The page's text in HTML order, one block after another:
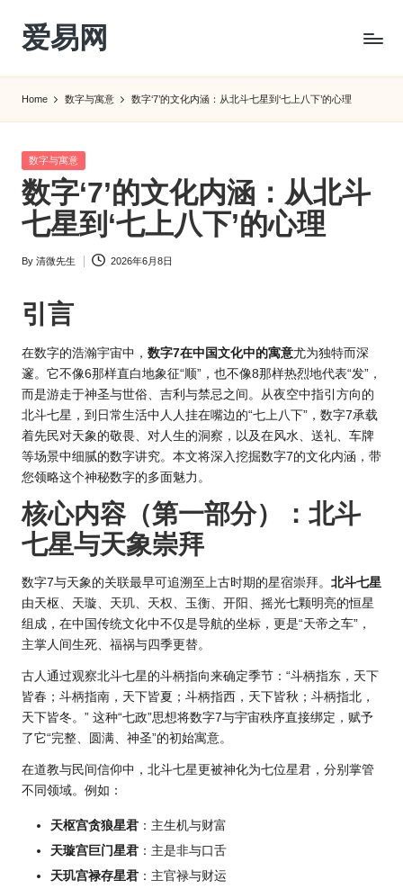
Skip
content
爱易网
转
农
历
阴
历
Home 数字与寓意 数字‘7’的文化内涵：从北斗七星到‘七上八下’的心理
Posted
数字与寓意
数字‘7’的文化内涵：从北斗
七星到‘七上八下’的心理
Posted
By 清微先生 2026年6月8日
引言
在数字的浩瀚宇宙中， 数字7在中国文化中的寓意尤为独特而深
邃。它不像6那样直白地象征“顺”，也不像8那样热烈地代表“发”，
而是游走于神圣与世俗、吉利与禁忌之间。从夜空中指引方向的
北斗七星，到日常生活中人人挂在嘴边的“七上八下”，数字7承载
着先民对天象的敬畏、对人生的洞察，以及在风水 、送礼、车牌
等场景中细腻的数字讲究。本文将深入挖掘数字7的文化内涵，带
您领略这个神秘数字的多面魅力。
核心内容（第一部分）：北斗
七星与天象崇拜
数字7与天象的关联最早可追溯至上古时期的星宿崇拜。 北斗七星
由天枢、天璇、天玑、天权、玉衡、开阳、摇光七颗明亮的恒星
组成，在中国传统文化中不仅是导航的坐标，更是“天帝之车”，
主掌人间生死、福祸与四季更替。
古人通过观察北斗七星的斗柄指向来确定季节：“斗柄指东，天下
皆春；斗柄指南，天下皆夏；斗柄指西，天下皆秋；斗柄指北，
天下皆冬。” 这种“七政”思想将数字7与宇宙秩序直接绑定，赋予
了它“完整、圆满、神圣”的初始寓意。
在道教与民间信仰中，北斗七星更被神化为七位星君，分别掌管
不同领域。例如：
天枢宫贪狼星君 ：主生机与财富
天璇宫巨门星君 ：主是非与口舌
天玑宫禄存星君 ：主官禄与财运